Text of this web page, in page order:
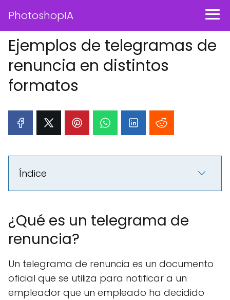
PhotoshopIA
Ejemplos de telegramas de
renuncia en distintos
formatos
Índice
¿Qué es un telegrama de
renuncia?
Un telegrama de renuncia es un documento
oficial que se utiliza para notificar a un
empleador que un empleado ha decidido